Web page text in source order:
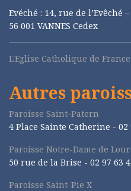
Evéché : 14, rue de l’Evêché –
56 001 VANNES Cedex
L'Eglise Catholique de France
Autres
Paroisse Saint-Patern
4 Place Sainte Catherine - 02
Paroisse Notre-Dame de
50 rue de la Brise - 02 97 63
Paroisse Saint-Pie X